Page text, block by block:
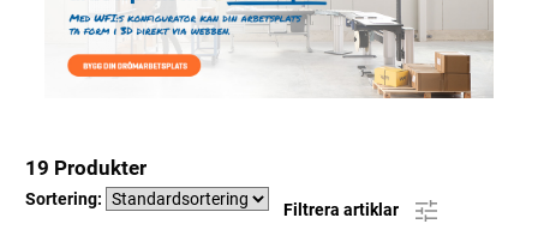
19 Produkter
Sortering:
Filtrera artiklar